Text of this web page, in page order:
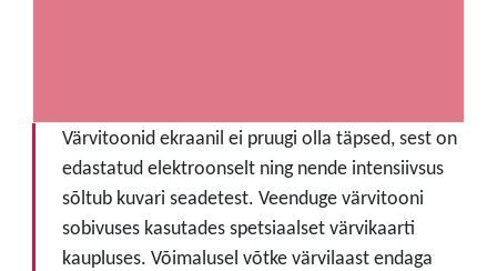
Värvitoonid ekraanil ei pruugi olla täpsed, sest on
edastatud elektroonselt ning nende intensiivsus
sõltub kuvari seadetest. Veenduge värvitooni
sobivuses kasutades spetsiaalset värvikaarti
kaupluses. Võimalusel võtke värvilaast endaga